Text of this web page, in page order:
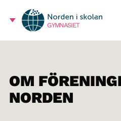
GYMNASIET
OM
NORDEN